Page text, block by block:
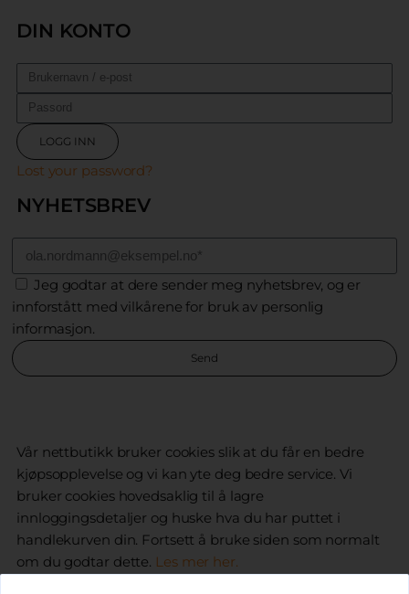
DIN KONTO
LOGG INN
Lost your password?
NYHETSBREV
Jeg godtar at dere sender meg nyhetsbrev, og er
innforstått med vilkårene for bruk av personlig
informasjon.
Send
Vår nettbutikk bruker cookies slik at du får en bedre
kjøpsopplevelse og vi kan yte deg bedre service. Vi
bruker cookies hovedsaklig til å lagre
innloggingsdetaljer og huske hva du har puttet i
handlekurven din. Fortsett å bruke siden som normalt
om du godtar dette. Les mer her.